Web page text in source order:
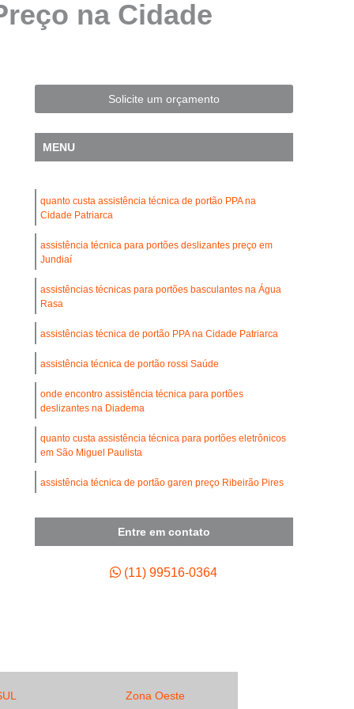
Automatização de Portão Residencial
Conserto Motor Elétrico Portão
Conserto Motor Portão Eletrônico
Conserto de Motor de Portão Automático
Conserto de Portão Automático
Automático Basculante
Automático Pivotante Duplo
Conserto de Portão Basculante
Conserto de Portão de Ferro
Portão de Garagem
de Motor para Portão Automático
Empresa de Manutenção de Portão Automático
de Portão Automático Industrial
de Portão Basculante
de Portão de Aço de Enrolar
de Portão de Alumínio
de Portão de Enrolar
na Cidade
Solicite um orçamento
MENU
quanto custa assistência técnica de portão PPA na
Cidade Patriarca
assistência técnica para portões deslizantes preço em
Jundiaí
assistências técnicas para portões basculantes na Água
Rasa
assistências técnica de portão PPA na Cidade Patriarca
assistência técnica de portão rossi Saúde
onde encontro assistência técnica para portões
deslizantes na Diadema
quanto custa assistência técnica para portões eletrônicos
em São Miguel Paulista
assistência técnica de portão garen preço Ribeirão Pires
Francisco Morato
Entre em contato
(11) 99516-0364
Zona Oeste